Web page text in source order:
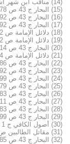
(14) مناقب ابن شهر آشوب ج 3 ص 362..
(15) البحار ج 43 ص 178..
(16) البحار ج 43 ص 192..
(17) البحار ج 43 ص 192..
(18) دلائل الإمامة ص 42..
(19) دلائل الإمامة ص 42..
(20) البحار ج 43 ص 214..
(21) دلائل الإمامة ص 44..
(22) البحار ج 43 ص 186..
(23) البحار ج 43 ص 192..
(24) البحار ج 43 ص 199..
(25) البحار ج 43 ص 179..
(26) البحار ج 43 ص 183..
(27) البحار ج 43 ص 211. ص 193..
(28) البحار ج 43 ص 183..
(29) البحار ج 43 ص 199..
(30) أصول الكافي ج 1 ص 241..
(31) مقاتل الطالبين ص 49..
(32) البحار ج 43 ص 185..